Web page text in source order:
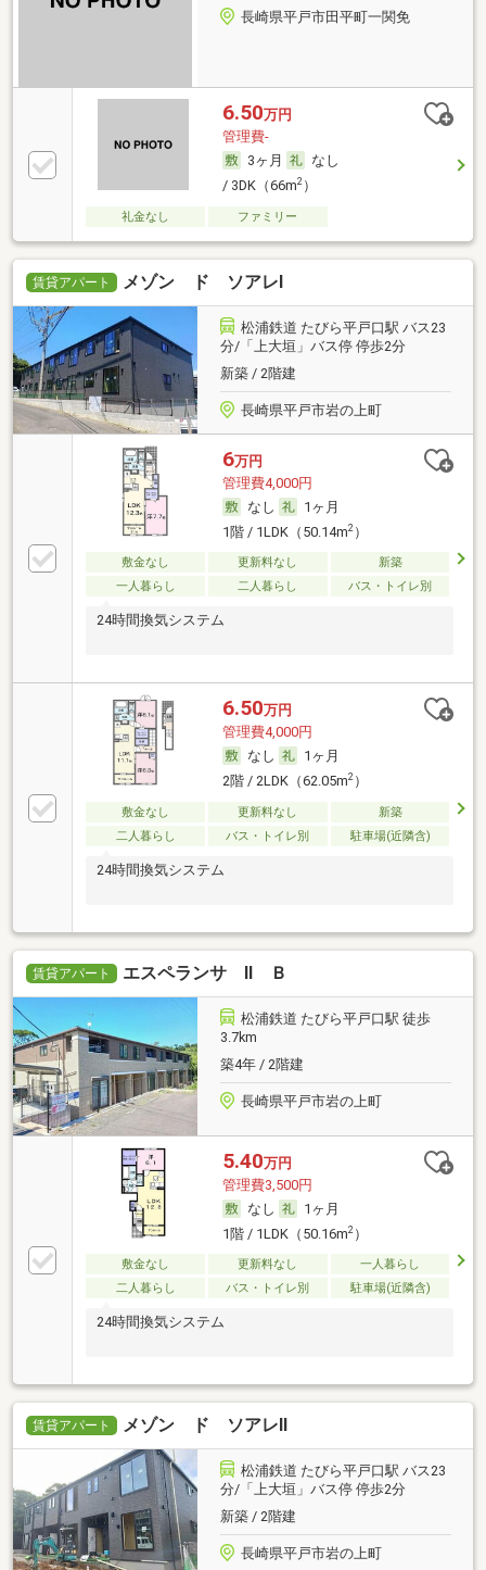
長崎県平戸市田平町一関免
6.50万円
管理費-
3ヶ月
なし
/ 3DK（66m2）
礼金なし ファミリー
賃貸アパート メゾン ド ソアレⅠ
松浦鉄道 たびら平戸口駅 バス23
分/「上大垣」バス停 停歩2分
新築 / 2階建
長崎県平戸市岩の上町
6万円
管理費4,000円
なし
1ヶ月
1階 / 1LDK（50.14m2）
敷金なし 更新料なし
新築
一人暮らし
二人暮らし バス・トイレ別
24時間換気システム
6.50万円
管理費4,000円
なし
1ヶ月
2階 / 2LDK（62.05m2）
敷金なし 更新料なし
新築
二人暮らし
バス・トイレ別 駐車場(近隣含)
24時間換気システム
賃貸アパート エスペランサ Ⅱ Ｂ
松浦鉄道 たびら平戸口駅 徒歩
3.7km
築4年 / 2階建
長崎県平戸市岩の上町
5.40万円
管理費3,500円
なし
1ヶ月
1階 / 1LDK（50.16m2）
敷金なし 更新料なし
一人暮らし
二人暮らし
バス・トイレ別 駐車場(近隣含)
24時間換気システム
賃貸アパート メゾン ド ソアレⅡ
松浦鉄道 たびら平戸口駅 バス23
分/「上大垣」バス停 停歩2分
新築 / 2階建
長崎県平戸市岩の上町